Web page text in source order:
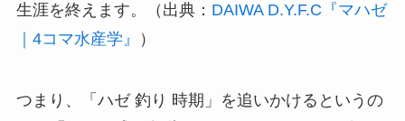
生涯を終えます。（出典： DAIWA D.Y.F.C『マハゼ
｜4コマ水産学』
）
つまり、「ハゼ 釣り 時期」を追いかけるというの